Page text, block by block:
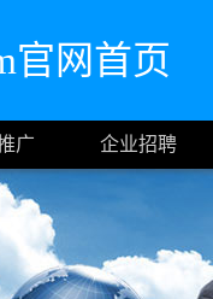
官网首页
广 企业招聘